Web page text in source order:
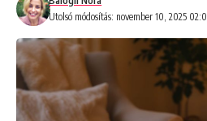
Utolsó módosítás: november 10, 2025